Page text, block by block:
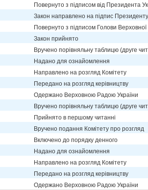
Повернуто з підписом від Президента
Закон направлено на підпис Президенту
Повернуто з підписом Голови Верховної
Закон прийнято
Вручено порівняльну таблицю (друге
Надано для ознайомлення
Направлено на розгляд Комітету
Передано на розгляд керівництву
Одержано Верховною Радою України
Вручено порівняльну таблицю (друге
Прийнято в першому читанні
Вручено подання Комітету про розгляд
Включено до порядку денного
Надано для ознайомлення
Направлено на розгляд Комітету
Передано на розгляд керівництву
Одержано Верховною Радою України